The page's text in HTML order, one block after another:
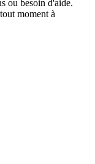
ou besoin d'aide.
moment à